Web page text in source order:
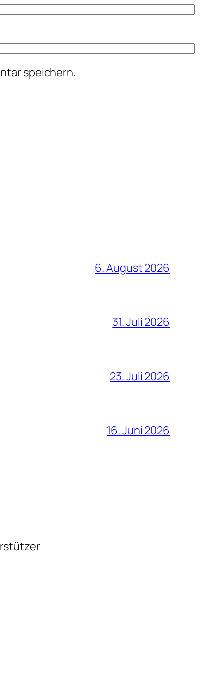
speichern.
6. August 2026
31. Juli 2026
23. Juli 2026
16. Juni 2026